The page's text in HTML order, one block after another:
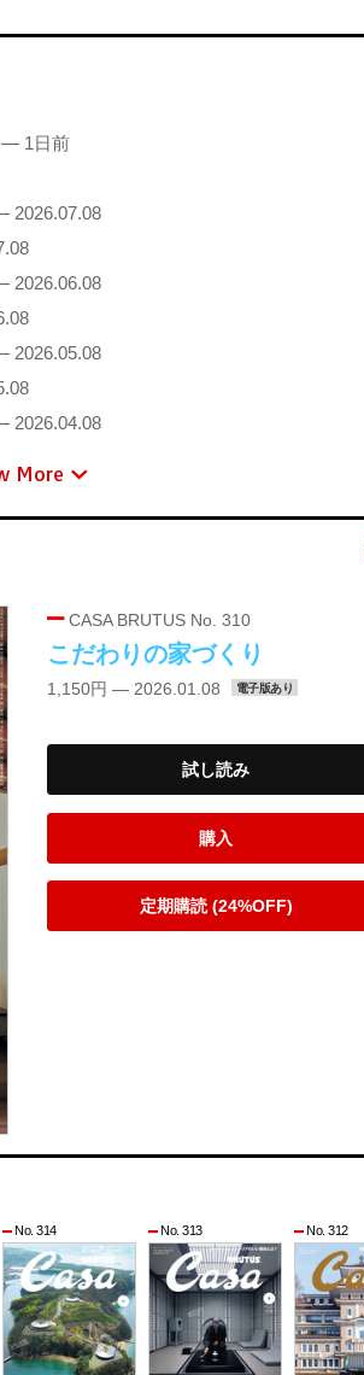
— 1日前
2026.07.08
2026.06.08
2026.05.08
2026.04.08
More
CASA BRUTUS No. 310
こだわりの家づくり
1,150円 — 2026.01.08 電子版あり
試し読み
購入
定期購読 (24%OFF)
No. 314 No. 313 No. 312